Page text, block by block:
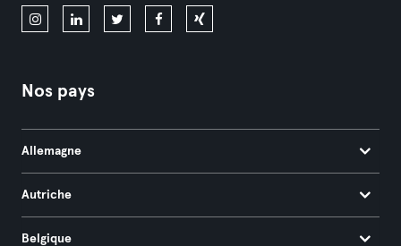
Nos pays
Allemagne
Autriche
Belgique